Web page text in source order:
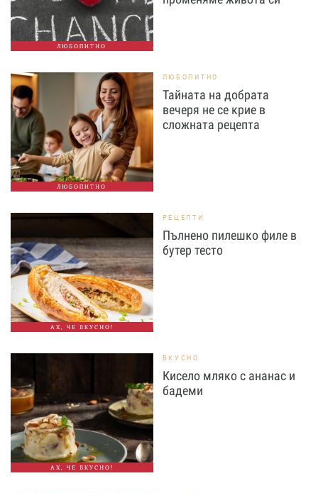
ЛЮБОПИТНО
ЛЮБОПИТНО
ЛЮБОПИТНО
Тайната на добрата
вечеря не се крие в
сложната рецепта
АХ, ЧЕ ВКУСНО!
РЕЦЕПТИ
Пълнено пилешко филе в
бутер тесто
АХ, ЧЕ ВКУСНО!
ВКУСНО
Кисело мляко с ананас и
бадеми